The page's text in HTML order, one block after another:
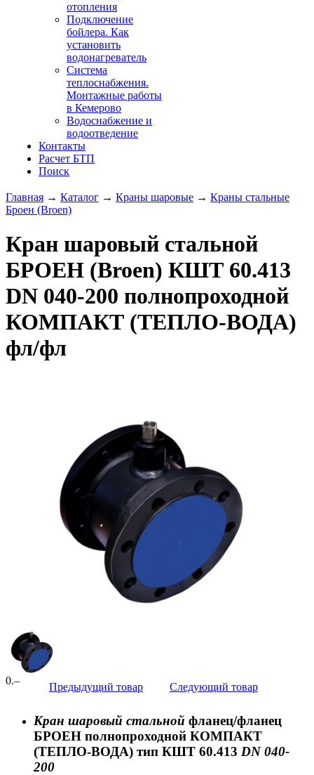
отопления
Подключение
бойлера. Как
установить
водонагреватель
Система
теплоснабжения.
Монтажные работы
в Кемерово
Водоснабжение и
водоотведение
Контакты
Расчет БТП
Поиск
Главная → Каталог → Краны шаровые → Краны стальные
Броен (Broen)
Кран шаровый стальной
БРОЕН (Broen) КШТ 60.413
DN 040-200 полнопроходной
КОМПАКТ (ТЕПЛО-ВОДА)
фл/фл
Предыдущий товар Следующий товар
0.–
Кран шаровый стальной фланец/фланец
БРОЕН полнопроходной КОМПАКТ
(ТЕПЛО-ВОДА) тип КШТ 60.413 DN 040-
200